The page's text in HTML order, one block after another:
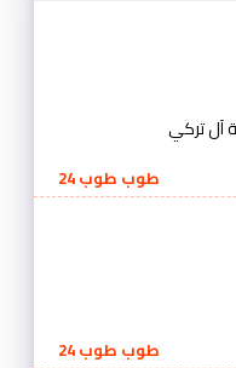
آل تركي
طوب طوب 24
طوب طوب 24